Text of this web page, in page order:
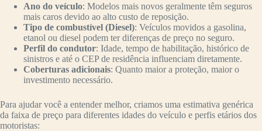
Ano do veículo: Modelos mais novos geralmente têm seguros
mais caros devido ao alto custo de reposição.
Tipo de combustível (Diesel): Veículos movidos a gasolina,
etanol ou diesel podem ter diferenças de preço no seguro.
Perfil do condutor: Idade, tempo de habilitação, histórico de
sinistros e até o CEP de residência influenciam diretamente.
Coberturas adicionais: Quanto maior a proteção, maior o
investimento necessário.
Para ajudar você a entender melhor, criamos uma estimativa genérica
da faixa de preço para diferentes idades do veículo e perfis etários dos
motoristas: